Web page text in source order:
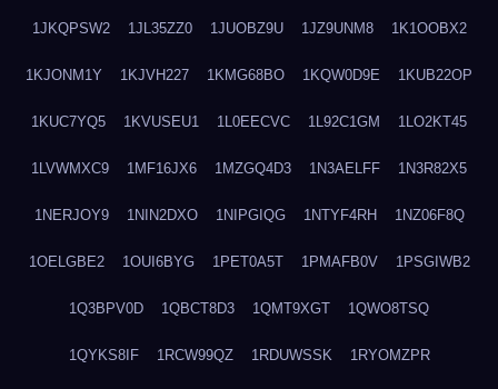
1JKQPSW2 1JL35ZZ0 1JUOBZ9U 1JZ9UNM8 1K1OOBX2
1KJONM1Y 1KJVH227 1KMG68BO 1KQW0D9E 1KUB22OP
1KUC7YQ5 1KVUSEU1 1L0EECVC 1L92C1GM 1LO2KT45
1LVWMXC9 1MF16JX6 1MZGQ4D3 1N3AELFF 1N3R82X5
1NERJOY9 1NIN2DXO 1NIPGIQG 1NTYF4RH 1NZ06F8Q
1OELGBE2 1OUI6BYG 1PET0A5T 1PMAFB0V 1PSGIWB2
1Q3BPV0D 1QBCT8D3 1QMT9XGT 1QWO8TSQ
1QYKS8IF 1RCW99QZ 1RDUWSSK 1RYOMZPR